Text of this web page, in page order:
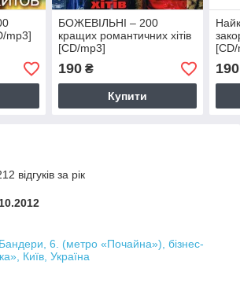
mp3]
БОЖЕВІЛЬНІ – 200
кращих романтичних хітів
[CD/mp3]
190₴
Купити
190
відгуків за рік
6. (метро «Почайна»), бізнес-
Київ, Україна